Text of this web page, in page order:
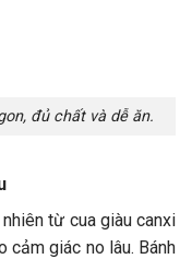
đủ chất và dễ ăn.
từ cua giàu canxi
cảm giác no lâu. Bánh